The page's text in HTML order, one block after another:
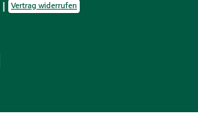
Vertrag widerrufen